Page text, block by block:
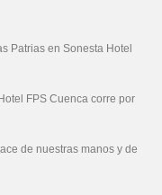
Patrias en Sonesta Hotel
FPS Cuenca corre por
de nuestras manos y de